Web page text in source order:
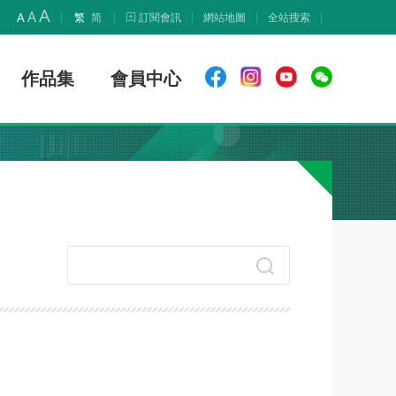
AAA 繁 简 訂閱會訊 網站地圖 全站搜索
作品集 會員中心